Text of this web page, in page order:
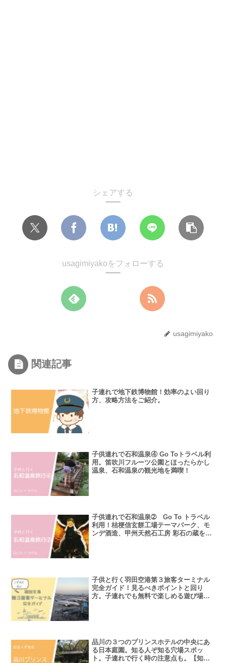
シェアする
usagimiyakoをフォローする
usagimiyako
関連記事
子連れで地下鉄博物館！効率のよい回り
方、攻略方法をご紹介。
子供連れで石和温泉④ Go Toトラベル利
用。笛吹川フルーツ公園とほったらかし
温泉、石和温泉の観光地を満喫！
子供連れで石和温泉➁ Go To トラベル
利用！桔梗信玄餅工場テーマパーク、モ
ンデ酒造、甲州天然石工房 彩石の蔵を楽
子供と行く羽田空港第３旅客ターミナル
完全ガイド！見るべきポイントと回り
方。子連れでも無料で楽しめる遊び場の
品川の３つのプリンスホテルの中央にあ
る日本庭園。知る人ぞ知る穴場スポッ
ト。子連れで行く時の注意点も。【知っ